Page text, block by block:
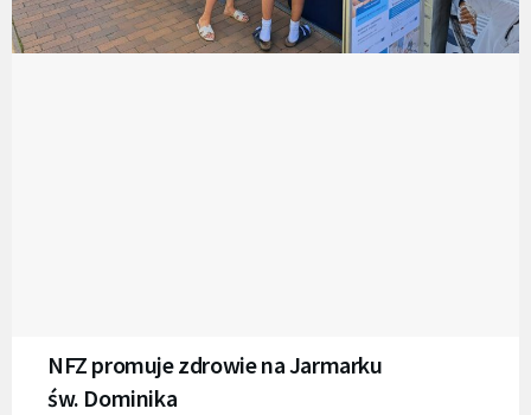
NFZ promuje zdrowie na Jarmarku
św. Dominika